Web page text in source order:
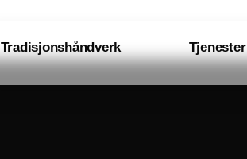
Tradisjonshåndverk Tjenester